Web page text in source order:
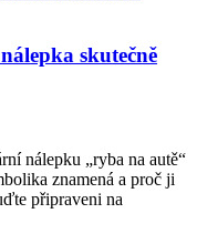
skutečně
nálepku „ryba na autě“
znamená a proč ji
připraveni na